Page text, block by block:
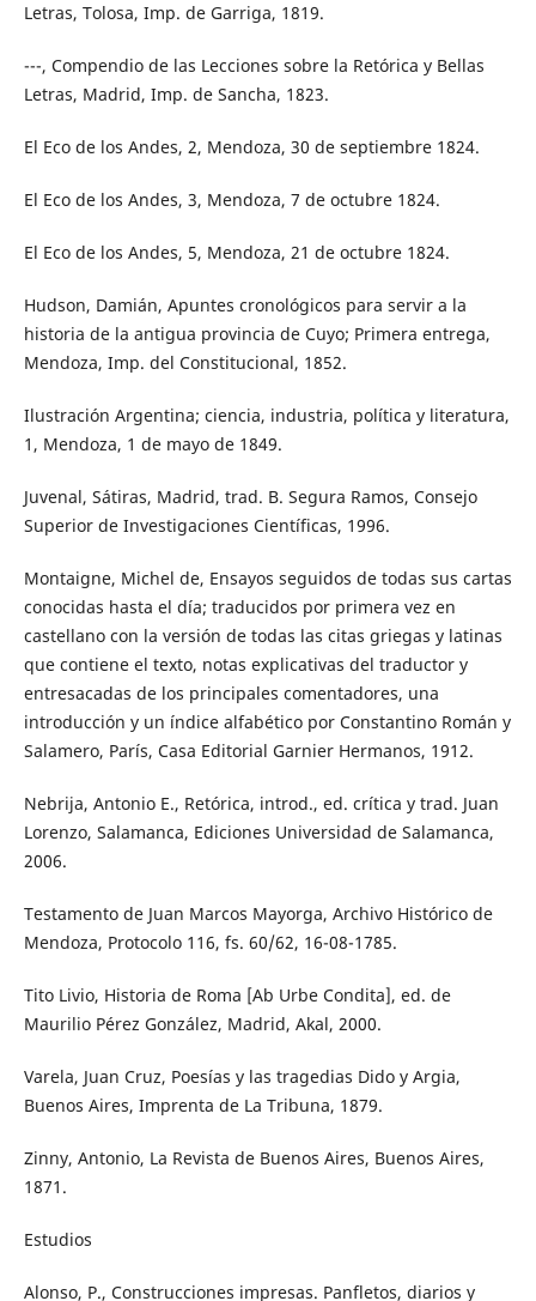
Letras, Tolosa, Imp. de Garriga, 1819.
---, Compendio de las Lecciones sobre la Retórica y Bellas
Letras, Madrid, Imp. de Sancha, 1823.
El Eco de los Andes, 2, Mendoza, 30 de septiembre 1824.
El Eco de los Andes, 3, Mendoza, 7 de octubre 1824.
El Eco de los Andes, 5, Mendoza, 21 de octubre 1824.
Hudson, Damián, Apuntes cronológicos para servir a la
historia de la antigua provincia de Cuyo; Primera entrega,
Mendoza, Imp. del Constitucional, 1852.
Ilustración Argentina; ciencia, industria, política y literatura,
1, Mendoza, 1 de mayo de 1849.
Juvenal, Sátiras, Madrid, trad. B. Segura Ramos, Consejo
Superior de Investigaciones Científicas, 1996.
Montaigne, Michel de, Ensayos seguidos de todas sus cartas
conocidas hasta el día; traducidos por primera vez en
castellano con la versión de todas las citas griegas y latinas
que contiene el texto, notas explicativas del traductor y
entresacadas de los principales comentadores, una
introducción y un índice alfabético por Constantino Román y
Salamero, París, Casa Editorial Garnier Hermanos, 1912.
Nebrija, Antonio E., Retórica, introd., ed. crítica y trad. Juan
Lorenzo, Salamanca, Ediciones Universidad de Salamanca,
2006.
Testamento de Juan Marcos Mayorga, Archivo Histórico de
Mendoza, Protocolo 116, fs. 60/62, 16-08-1785.
Tito Livio, Historia de Roma [Ab Urbe Condita], ed. de
Maurilio Pérez González, Madrid, Akal, 2000.
Varela, Juan Cruz, Poesías y las tragedias Dido y Argia,
Buenos Aires, Imprenta de La Tribuna, 1879.
Zinny, Antonio, La Revista de Buenos Aires, Buenos Aires,
1871.
Estudios
Alonso, P., Construcciones impresas. Panfletos, diarios y